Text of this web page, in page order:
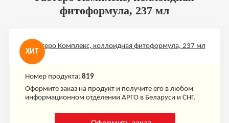
фитоформула, 237 мл
ХИТ
Номер продукта: 819
Оформите заказ на продукт и получите его в любом
информационном отделении АРГО в Беларуси и СНГ.